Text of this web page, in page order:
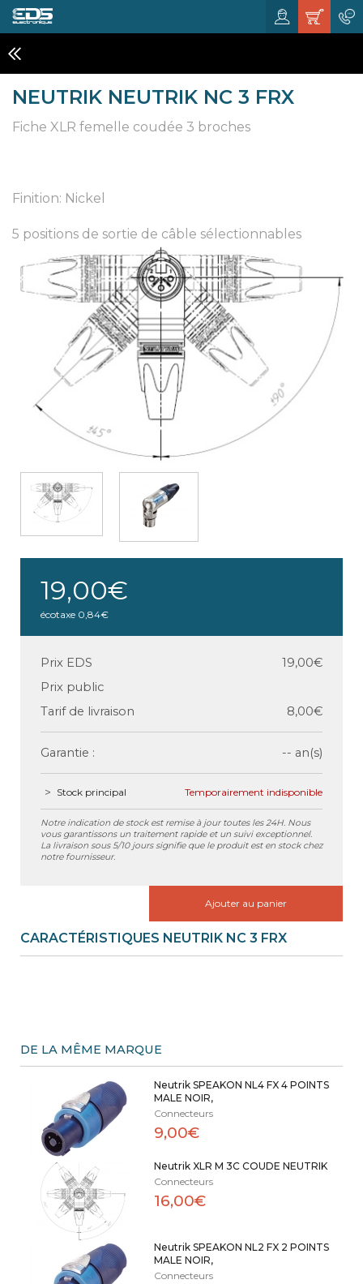
NEUTRIK NEUTRIK NC 3 FRX
Fiche XLR femelle coudée 3 broches
Finition: Nickel
5 positions de sortie de câble sélectionnables
19,00€
écotaxe 0,84€
Prix EDS
19,00€
Prix public
Tarif de livraison
8,00€
Garantie : -- an(s)
Stock principal Temporairement indisponible
Notre indication de stock est remise à jour toutes les 24H. Nous
vous garantissons un traitement rapide et un suivi exceptionnel.
La livraison sous 5/10 jours signifie que le produit est en stock chez
notre fournisseur.
Ajouter au panier
CARACTÉRISTIQUES NEUTRIK NC 3 FRX
DE LA MÊME MARQUE
Neutrik SPEAKON NL4 FX 4 POINTS
MALE NOIR,
Connecteurs
9,00€
Neutrik XLR M 3C COUDE NEUTRIK
Connecteurs
16,00€
Neutrik SPEAKON NL2 FX 2 POINTS
MALE NOIR,
Connecteurs